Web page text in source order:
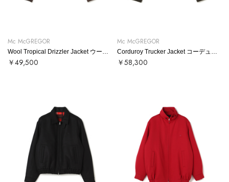
Mc McGREGOR
￥49,500
Mc McGREGOR
￥58,300